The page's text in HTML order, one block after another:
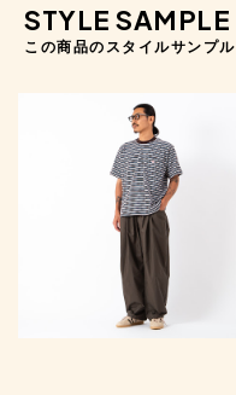
STYLE SAMPLE
この商品のスタイルサンプル